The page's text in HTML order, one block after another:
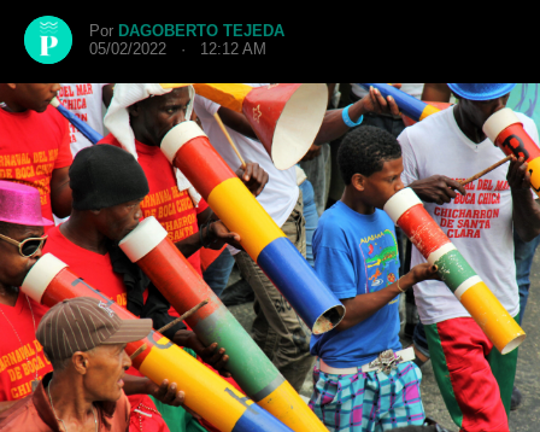
Por DAGOBERTO TEJEDA
05/02/2022 · 12:12 AM